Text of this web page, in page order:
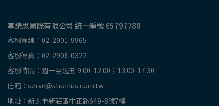
享樂思國際有限公司 統一編號 65797780
客服專線：02-2901-9965
客服傳真：02-2908-0322
客服時間：週一至週五 9:00-12:00；13:00-17:30
信箱：serve@shonlus.com.tw
地址：新北市新莊區中正路649-8號7樓